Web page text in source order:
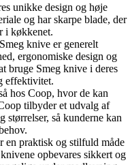
unikke design og høje
og har skarpe blade, der
i køkkenet.
knive er generelt
ergonomiske design og
bruge Smeg knive i deres
effektivitet.
hos Coop, hvor de kan
tilbyder et udvalg af
størrelser, så kunderne kan
en praktisk og stilfuld måde
opbevares sikkert og